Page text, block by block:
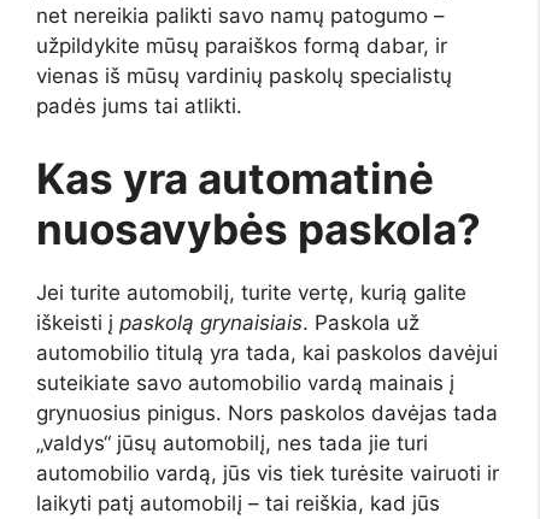
net nereikia palikti savo namų patogumo –
užpildykite mūsų paraiškos formą dabar, ir
vienas iš mūsų vardinių paskolų specialistų
padės jums tai atlikti.
Kas yra automatinė
nuosavybės paskola?
Jei turite automobilį, turite vertę, kurią galite
iškeisti į paskolą grynaisiais. Paskola už
automobilio titulą yra tada, kai paskolos davėjui
suteikiate savo automobilio vardą mainais į
grynuosius pinigus. Nors paskolos davėjas tada
„valdys“ jūsų automobilį, nes tada jie turi
automobilio vardą, jūs vis tiek turėsite vairuoti ir
laikyti patį automobilį – tai reiškia, kad jūs